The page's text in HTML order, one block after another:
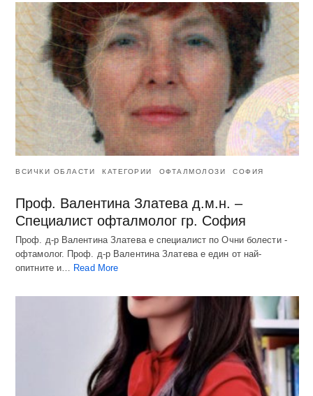
ВСИЧКИ ОБЛАСТИ КАТЕГОРИИ ОФТАЛМОЛОЗИ СОФИЯ
Проф. Валентина Златева д.м.н. –
Специалист офталмолог гр. София
Проф. д-р Валентина Златева е специалист по Очни болести -
офтамолог. Проф. д-р Валентина Златева е един от най-
опитните и… Read More